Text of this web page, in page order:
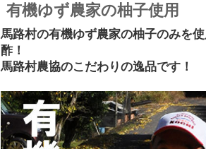
有機ゆず農家の柚子使用
馬路村の有機ゆず農家の柚子のみを
酢！
馬路村農協のこだわりの逸品です！